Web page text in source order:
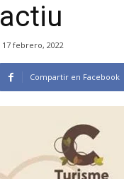
actiu
17 febrero, 2022
Compartir en Facebook